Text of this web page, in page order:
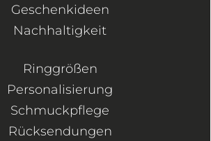
Geschenkideen
Nachhaltigkeit
Ringgrößen
Personalisierung
Schmuckpflege
Rücksendungen